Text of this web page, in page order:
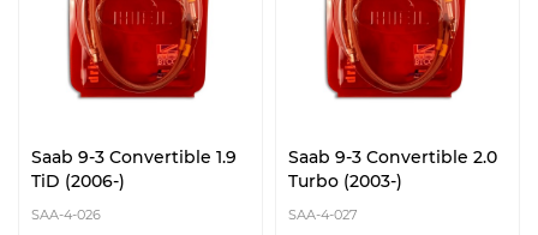
Saab 9-3 Convertible 1.9
TiD (2006-)
SAA-4-026
Saab 9-3 Convertible 2.0
Turbo (2003-)
SAA-4-027